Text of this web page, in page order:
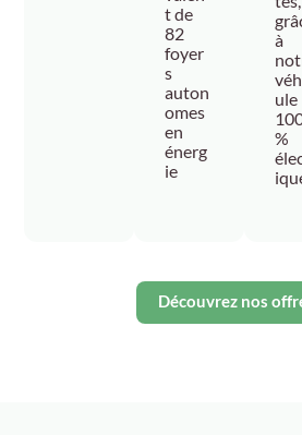
t de
82
foyer
s
auton
omes
en
énerg
ie
à
ule
%
Découvrez nos